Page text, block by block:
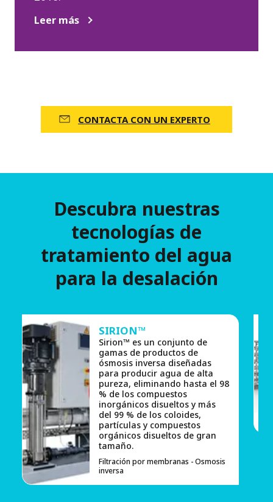
Leer más
CONTACTA CON UN EXPERTO
Descubra nuestras
tecnologías de
tratamiento del agua
para la desalación
SIRION™
Sirion™ es un conjunto de
gamas de productos de
ósmosis inversa diseñadas
para producir agua de alta
pureza, eliminando hasta el 98
% de los compuestos
inorgánicos disueltos y más
del 99 % de los coloides,
partículas y compuestos
orgánicos disueltos de gran
tamaño.
Filtración por membranas - Osmosis
inversa